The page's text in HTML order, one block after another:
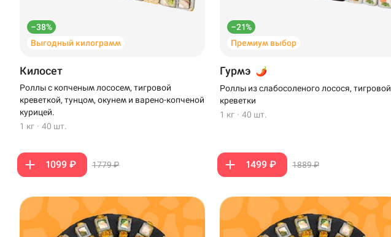
–38%
Выгодный килограмм
Килосет
Роллы с копченым лососем, тигровой
креветкой, тунцом, окунем и варено-копченой
курицей.
1 кг · 40 шт.
1099 ₽ 1779 ₽
–21%
Премиум выбор
Гурмэ
Роллы из слабосоленого лосося, тигровой
креветки
1 кг · 40 шт.
1499 ₽ 1889 ₽